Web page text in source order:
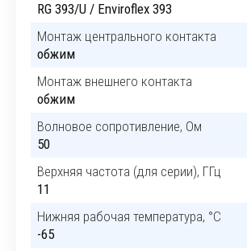
RG 393/U / Enviroflex 393
Монтаж центрального контакта
обжим
Монтаж внешнего контакта
обжим
Волновое сопротивление, Ом
50
Верхняя частота (для серии), ГГц
11
Нижняя рабочая температура, °C
-65